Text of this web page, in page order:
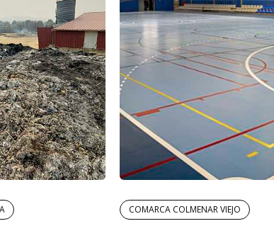
COMARCA COLMENAR VIEJO